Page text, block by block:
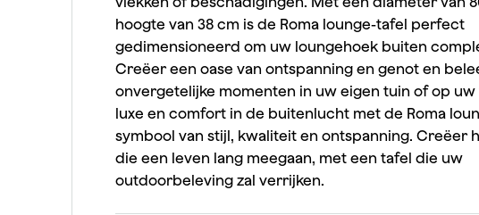
hoogte van 38 cm is de Roma lounge-tafel perfect
gedimensioneerd om uw loungehoek buiten
Creëer een oase van ontspanning en genot en
onvergetelijke momenten in uw eigen tuin of op uw
luxe en comfort in de buitenlucht met de Roma
symbool van stijl, kwaliteit en ontspanning. Creëer
die een leven lang meegaan, met een tafel die uw
outdoorbeleving zal verrijken.